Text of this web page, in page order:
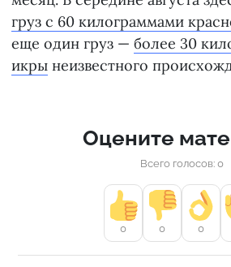
груз с 60 килограммами
еще один груз — более 30
икры неизвестного
Оцените
Всего голосов: 0
0 0 0